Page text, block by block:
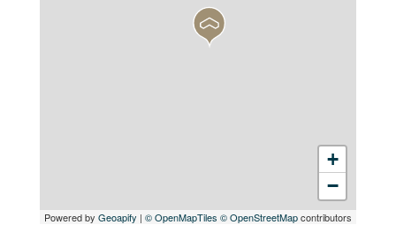
+
−
Powered by Geoapify | © OpenMapTiles © OpenStreetMapcontributors